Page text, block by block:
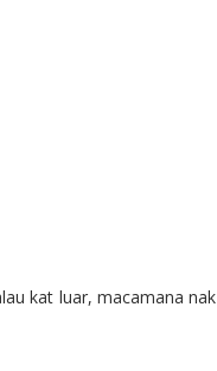
kat luar, macamana nak